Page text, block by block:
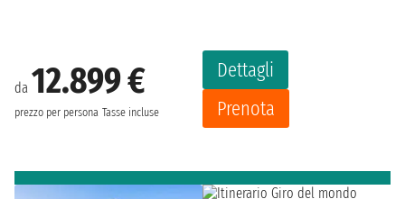
da 12.899 €
prezzo per persona Tasse incluse
Dettagli
Prenota